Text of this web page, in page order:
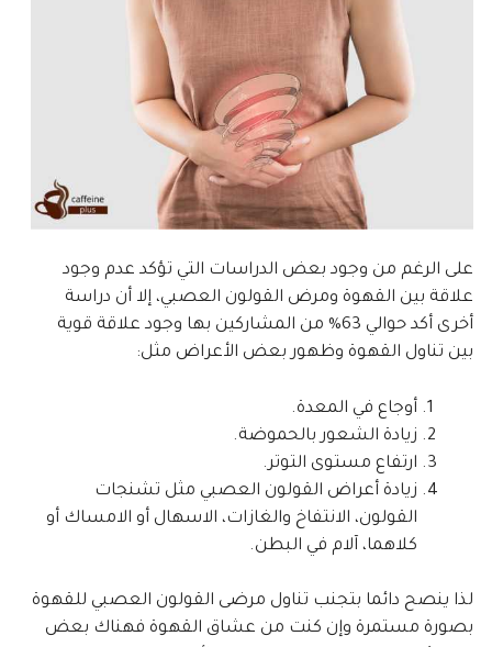
على الرغم من وجود بعض الدراسات التي تؤكد عدم وجود
علاقة بين القهوة ومرض القولون العصبي، إلا أن دراسة
أخرى أكد حوالي 63% من المشاركين بها وجود علاقة قوية
بين تناول القهوة وظهور بعض الأعراض مثل:
أوجاع في المعدة.
زيادة الشعور بالحموضة.
ارتفاع مستوى التوتر.
زيادة أعراض القولون العصبي مثل تشنجات
القولون، الانتفاخ والغازات، الاسهال أو الامساك أو
كلاهما، آلام في البطن.
لذا ينصح دائما بتجنب تناول مرضى القولون العصبي للقهوة
بصورة مستمرة وإن كنت من عشاق القهوة فهناك بعض